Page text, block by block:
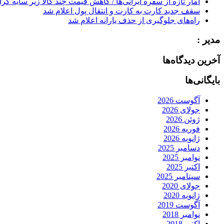
سقف جدید کارت به کارت و انتقال پول اعلام شد
راه‌های جلوگیری از حذف یارانه اعلام شد
مدیر :
آخرین دیدگاه‌ها
بایگانی‌ها
آگوست 2026
جولای 2026
ژوئن 2026
فوریه 2026
ژانویه 2026
دسامبر 2025
نوامبر 2025
اکتبر 2025
سپتامبر 2025
جولای 2020
ژانویه 2020
آگوست 2019
نوامبر 2018